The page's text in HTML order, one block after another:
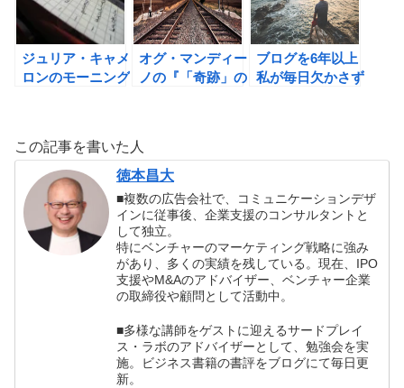
らないの書評
ジュリア・キャメ
ロンのモーニング
う！
オグ・マンディー
ノの『「奇跡」の
書評
ブログを6年以上
私が毎日欠かさず
この記事を書いた人
徳本昌大
■複数の広告会社で、コミュニケーションデザ
インに従事後、企業支援のコンサルタントと
して独立。
特にベンチャーのマーケティング戦略に強み
があり、多くの実績を残している。現在、IPO
支援やM&Aのアドバイザー、ベンチャー企業
の取締役や顧問として活動中。
■多様な講師をゲストに迎えるサードプレイ
ス・ラボのアドバイザーとして、勉強会を実
施。ビジネス書籍の書評をブログにて毎日更
新。